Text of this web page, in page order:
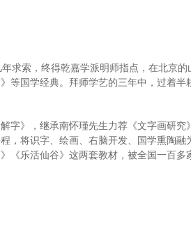
求索，终得乾嘉学派明师指点，在北京的
等国学经典。拜师学艺的三年中，过着半
字》，继承南怀瑾先生力荐《文字画研究
，将识字、绘画、右脑开发、国学熏陶融
《乐活仙谷》这两套教材，被全国一百多